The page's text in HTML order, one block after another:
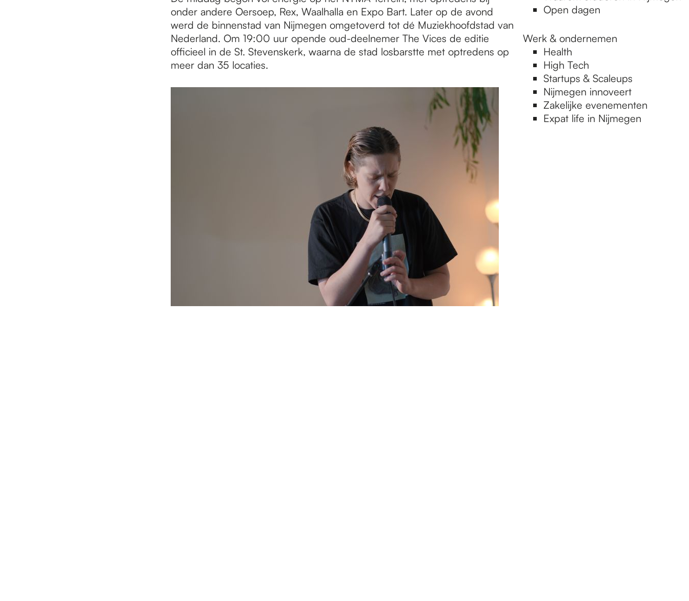
Open dagen
Werk & ondernemen
Health
High Tech
Startups & Scaleups
Nijmegen innoveert
Zakelijke evenementen
Expat life in Nijmegen
onder andere Oersoep, Rex, Waalhalla en Expo Bart. Later op de avond
werd de binnenstad van Nijmegen omgetoverd tot dé Muziekhoofdstad van
Nederland. Om 19:00 uur opende oud-deelnemer The Vices de editie
officieel in de St. Stevenskerk, waarna de stad losbarstte met optredens op
meer dan 35 locaties.